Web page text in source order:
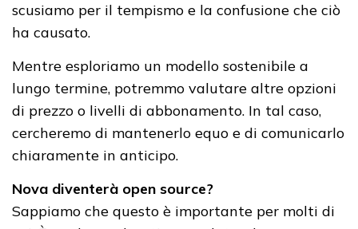
scusiamo per il tempismo e la confusione che ciò
ha causato.
Mentre esploriamo un modello sostenibile a
lungo termine, potremmo valutare altre opzioni
di prezzo o livelli di abbonamento. In tal caso,
cercheremo di mantenerlo equo e di comunicarlo
chiaramente in anticipo.
Nova diventerà open source?
Sappiamo che questo è importante per molti di